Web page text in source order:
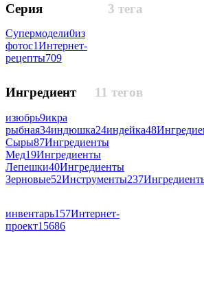
3 тега
Серия
Супермодели0из
фотос1Интернет-
рецепты709
11 тегов
Ингредиент
изюбрь9икра
рыбная34индюшка24индейка48
Сыры87Ингредиенты
Мед19Ингредиенты
Лепешки40Ингредиенты
Зерновые52Инструменты237
инвентарь157Интернет-
проект15686